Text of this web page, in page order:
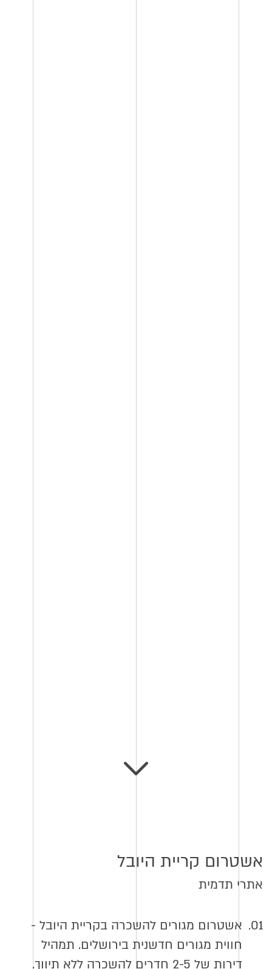
אשטרום קריית היובל
אתרי תדמית
01. אשטרום מגורים להשכרה בקריית היובל -
חווית מגורים חדשנית בירושלים. תמהיל
דירות של 2-5 חדרים להשכרה ללא תיווך.